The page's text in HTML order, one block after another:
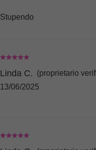
Stupendo
Linda C. (proprietario
13/06/2025